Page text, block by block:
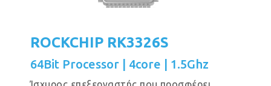
ROCKCHIP RK3326S
64Bit Processor | 4core | 1.5Ghz